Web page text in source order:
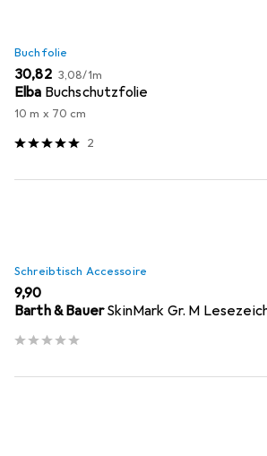
Buchfolie
EUR
30,82 EUR
3,08/1m
Elba Buchschutzfolie
10 m x 70 cm
2
Schreibtisch Accessoire
EUR
9,90
Barth & BauerSkinMark Gr. M